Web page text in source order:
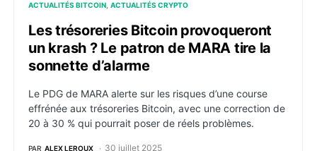
ACTUALITÉS BITCOIN ACTUALITÉS CRYPTO
Les trésoreries Bitcoin provoqueront
un krash ? Le patron de MARA tire la
sonnette d’alarme
Le PDG de MARA alerte sur les risques d’une course
effrénée aux trésoreries Bitcoin, avec une correction de
20 à 30 % qui pourrait poser de réels problèmes.
PAR ALEX LEROUX 30 juillet 2025